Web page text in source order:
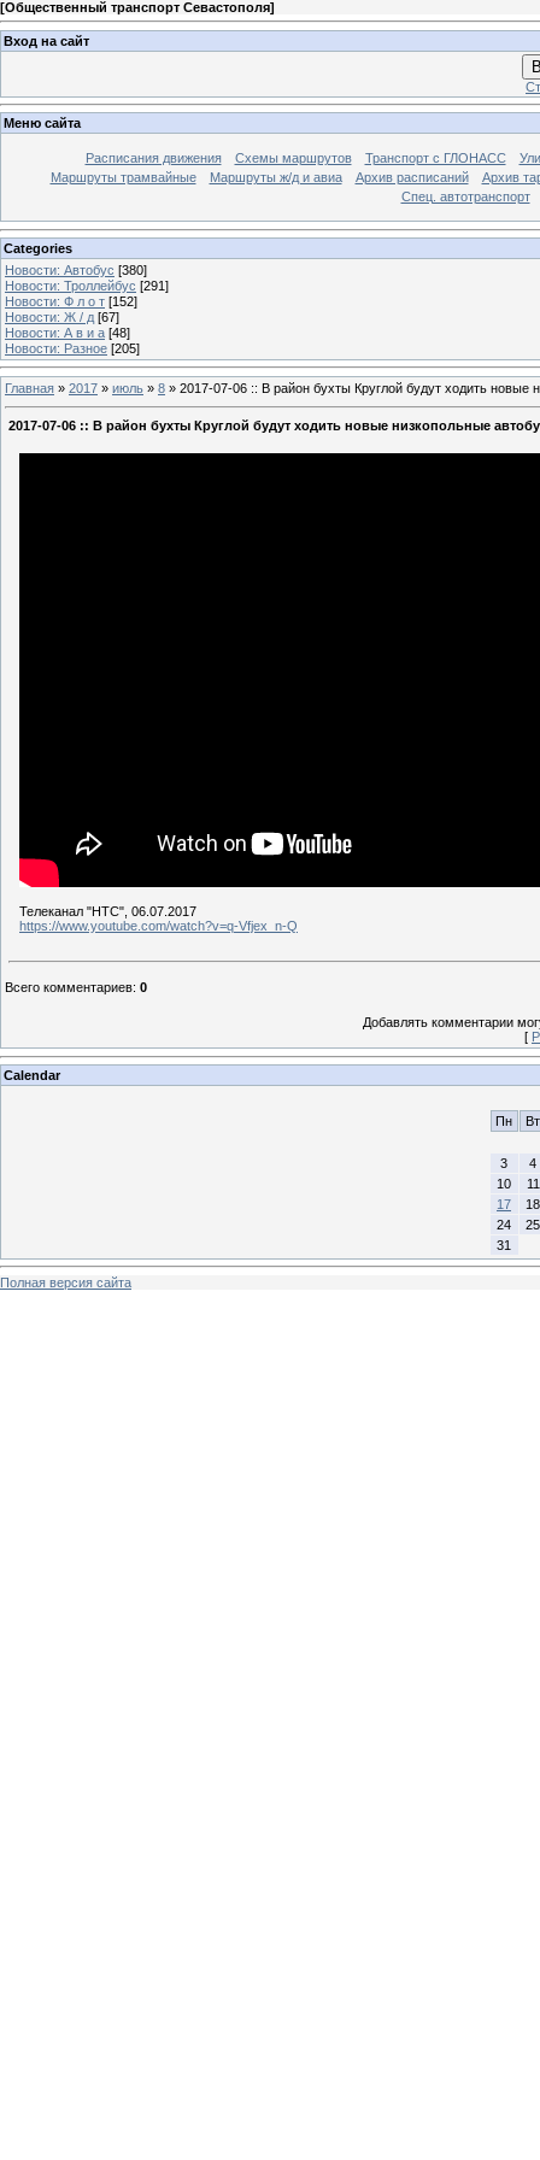
[Общественный транспорт Севастополя]
Вход на сайт
Меню сайта
Расписания движения Схемы маршрутов Транспорт с ГЛОНАСС
Маршруты трамвайные
Маршруты ж/д и авиа Архив расписаний
Архив
Спец. автотранспорт
Categories
Новости: Автобус [380]
Новости: Троллейбус [291]
Новости: Ф л о т [152]
Новости: Ж / д [67]
Новости: А в и а [48]
Новости: Разное [205]
Главная » 2017 » июль » 8 » 2017-07-06 :: В район бухты Круглой будут ходить новые
2017-07-06 :: В район бухты Круглой будут ходить новые низкопольные
Телеканал "НТС", 06.07.2017
https://www.youtube.com/watch?v=q-Vfjex_n-Q
Всего комментариев: 0
Добавлять комментарии
[
Calendar
Пн Вт
3
4
10
11
17
18
24
25
31
Полная версия сайта